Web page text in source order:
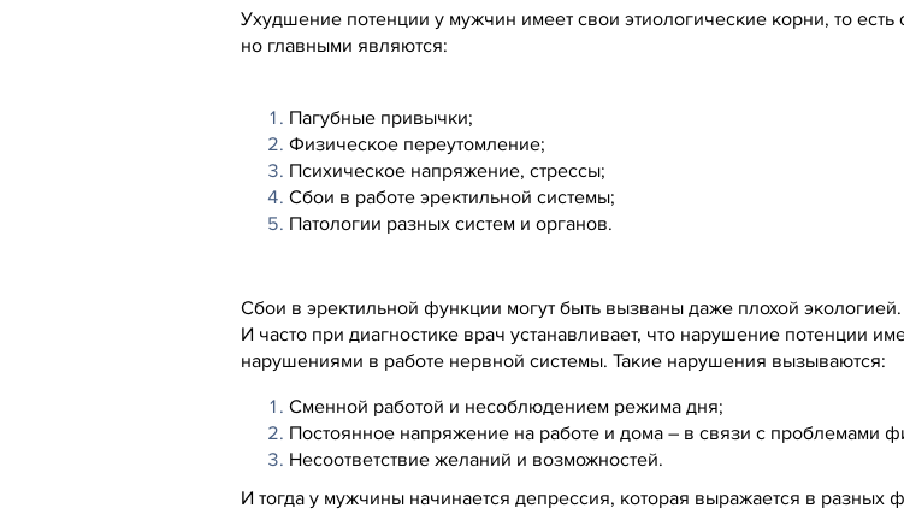
Ухудшение потенции у мужчин имеет свои этиологические корни, то
но главными являются:
Пагубные привычки;
Физическое переутомление;
Психическое напряжение, стрессы;
Сбои в работе эректильной системы;
Патологии разных систем и органов.
Сбои в эректильной функции могут быть вызваны даже плохой
И часто при диагностике врач устанавливает, что нарушение потенции
нарушениями в работе нервной системы. Такие нарушения вызываются:
Сменной работой и несоблюдением режима дня;
Постоянное напряжение на работе и дома – в связи с проблемами
Несоответствие желаний и возможностей.
И тогда у мужчины начинается депрессия, которая выражается в разных